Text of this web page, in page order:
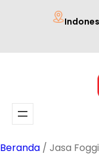
Beranda / Jasa